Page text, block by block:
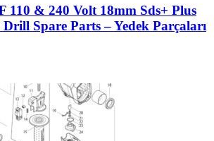
110 & 240 Volt 18mm Sds+ Plus
Spare Parts – Yedek Parçaları